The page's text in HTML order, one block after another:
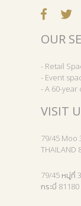
OUR
- Retail
- Event
- A 60-
VISIT
79/45 Moo
THAILAND
79/45 หมู่ที่
กระบี่ 81180